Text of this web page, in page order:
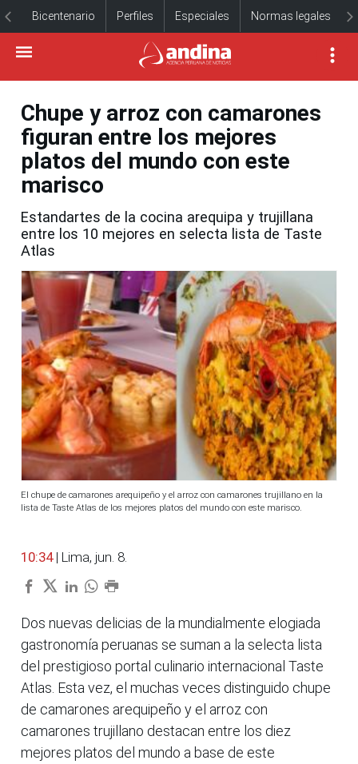
Bicentenario Perfiles Especiales Normas legales
Chupe y arroz con camarones
figuran entre los mejores
platos del mundo con este
marisco
Estandartes de la cocina arequipa y trujillana
entre los 10 mejores en selecta lista de Taste
Atlas
El chupe de camarones arequipeño y el arroz con camarones trujillano en la
lista de Taste Atlas de los mejores platos del mundo con este marisco.
10:34 | Lima, jun. 8.
Dos nuevas delicias de la mundialmente elogiada
gastronomía peruanas se suman a la selecta lista
del prestigioso portal culinario internacional Taste
Atlas. Esta vez, el muchas veces distinguido chupe
de camarones arequipeño y el arroz con
camarones trujillano destacan entre los diez
mejores platos del mundo a base de este